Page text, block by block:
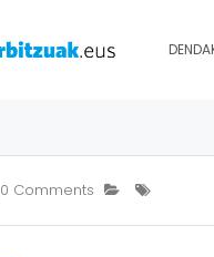
0 Comments